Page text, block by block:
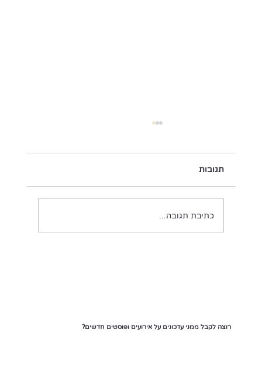
כל רגע הוא מתנה
תגובות
כתיבת תגובה...
רוצה לקבל ממני עדכונים על אירועים ופוסטים חדשים?